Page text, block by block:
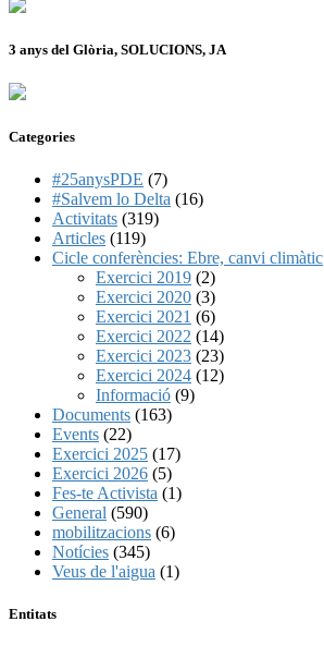
3 anys del Glòria, SOLUCIONS, JA
Categories
#25anysPDE (7)
#Salvem lo Delta (16)
Activitats (319)
Articles (119)
Cicle conferències: Ebre, canvi climàtic
Exercici 2019 (2)
Exercici 2020 (3)
Exercici 2021 (6)
Exercici 2022 (14)
Exercici 2023 (23)
Exercici 2024 (12)
Informació (9)
Documents (163)
Events (22)
Exercici 2025 (17)
Exercici 2026 (5)
Fes-te Activista (1)
General (590)
mobilitzacions (6)
Notícies (345)
Veus de l'aigua (1)
Entitats